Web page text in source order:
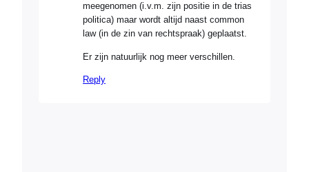
meegenomen (i.v.m. zijn positie in de trias
politica) maar wordt altijd naast common
law (in de zin van rechtspraak) geplaatst.
Er zijn natuurlijk nog meer verschillen.
Reply